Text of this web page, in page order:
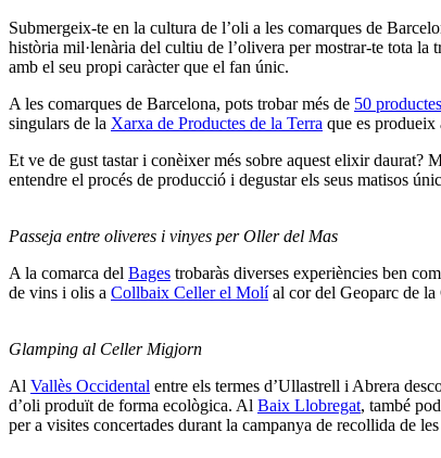
Submergeix-te en la cultura de l’oli a les comarques de
història mil·lenària del cultiu de l’olivera per mostrar-te tota la
amb el seu propi caràcter que el fan únic.
A les comarques de Barcelona, pots trobar més de 50
singulars de la Xarxa de Productes de la Terra que es produeix
Et ve de gust tastar i conèixer més sobre aquest elixir daurat?
entendre el procés de producció i degustar els seus matisos
Passeja entre oliveres i vinyes per Oller del Mas
A la comarca del Bages trobaràs diverses experiències ben
de vins i olis a Collbaix Celler el Molíal cor del Geoparc de la
Glamping al Celler Migjorn
Al Vallès Occidental entre els termes d’Ullastrell i Abrera
d’oli produït de forma ecològica. Al Baix Llobregat, també
per a visites concertades durant la campanya de recollida de